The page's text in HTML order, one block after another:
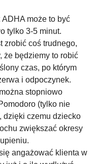
ADHA może to być
tylko 3-5 minut.
zrobić coś trudnego,
że będziemy to robić
czas, po którym
i odpoczynek.
stopniowo
(tylko nie
dzięki czemu dziecko
zwiększać okresy
angażować klienta w